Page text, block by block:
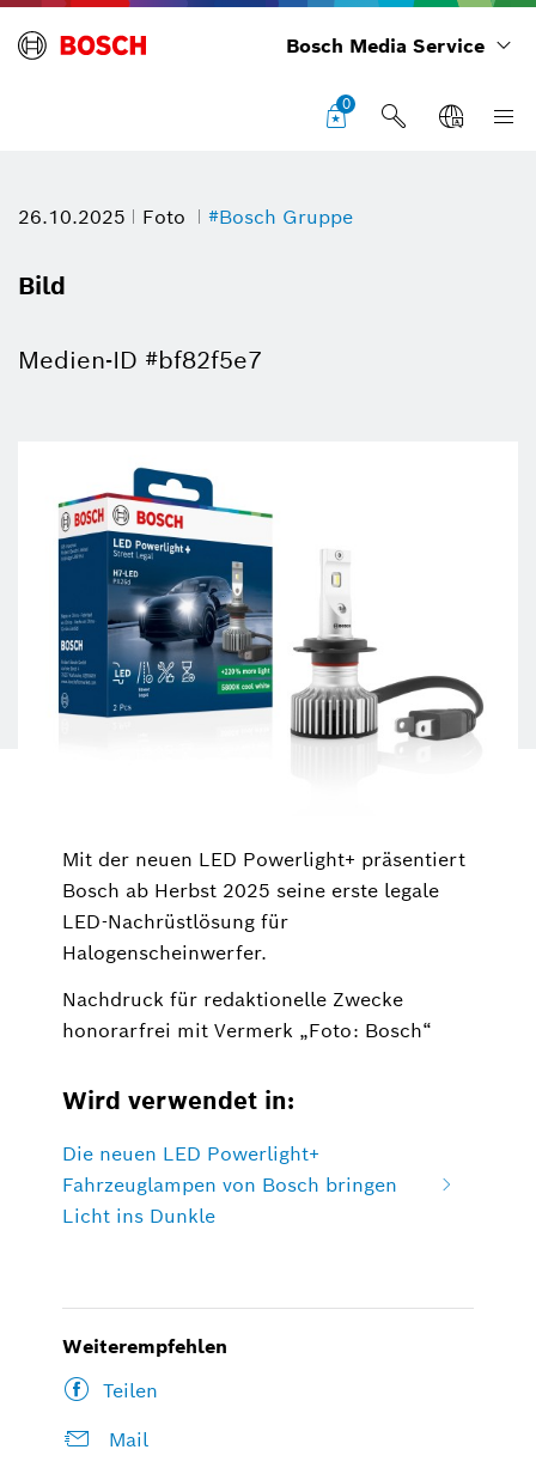
Bosch Media Service
0
26.10.2025 Foto #Bosch Gruppe
Bild
Medien-ID #bf82f5e7
Mit der neuen LED Powerlight+ präsentiert
Bosch ab Herbst 2025 seine erste legale
LED-Nachrüstlösung für
Halogenscheinwerfer.
Nachdruck für redaktionelle Zwecke
honorarfrei mit Vermerk „Foto: Bosch“
Wird verwendet in:
Die neuen LED Powerlight+
Fahrzeuglampen von Bosch bringen
Licht ins Dunkle
Weiterempfehlen
Teilen
Mail